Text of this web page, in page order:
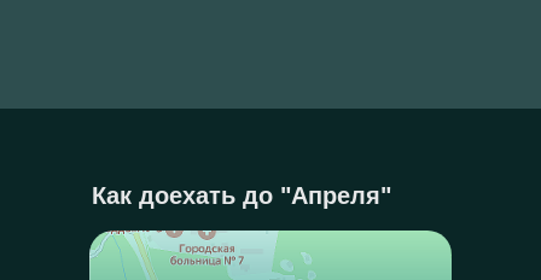
Как доехать до "Апреля"